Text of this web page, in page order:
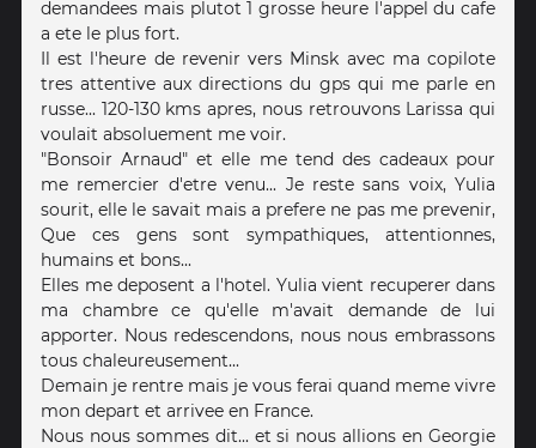
demandees mais plutot 1 grosse heure l'appel du cafe
a ete le plus fort.
Il est l'heure de revenir vers Minsk avec ma copilote
tres attentive aux directions du gps qui me parle en
russe... 120-130 kms apres, nous retrouvons Larissa qui
voulait absoluement me voir.
"Bonsoir Arnaud" et elle me tend des cadeaux pour
me remercier d'etre venu... Je reste sans voix, Yulia
sourit, elle le savait mais a prefere ne pas me prevenir,
Que ces gens sont sympathiques, attentionnes,
humains et bons...
Elles me deposent a l'hotel. Yulia vient recuperer dans
ma chambre ce qu'elle m'avait demande de lui
apporter. Nous redescendons, nous nous embrassons
tous chaleureusement...
Demain je rentre mais je vous ferai quand meme vivre
mon depart et arrivee en France.
Nous nous sommes dit... et si nous allions en Georgie